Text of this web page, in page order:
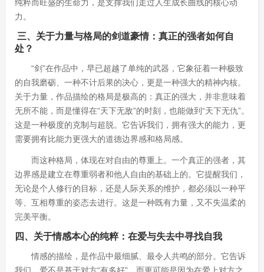
纯粹而旺盛的生命力，是支撑我们走过人生成长曲线的核心动
力。
️ 三、关于力量与格局的剑道豪情：真正的强者如何自
处？
“剑”在作品中，早已超越了单纯的武器，它象征着一种极致
的自我磨砺、一种不计后果的决心，更是一种强大的精神内核。
关于力量，作品描绘的格局是极高的：真正的强大，并非意味着
无所不能，而是懂得在“天下无敌”的时刻，也能做到“天下无仇”。
这是一种极度的克制与超脱。它告诉我们，拥有强大的能力，更
需要拥有比能力更强大的道德边界感和格局感。
而这种格局，体现在对自由的尊重上。一个真正的强者，其
边界感是建立在尊重弱者和他人自由的基础上的。它提醒我们，
无论是个人修行的目标，还是人际关系的维护，都必须以一种平
等、互相尊重的姿态去进行。这是一种既有力量，又不失温柔的
完美平衡。
四、关于情感本心的纯粹：在爱与失去中寻找自我
情感的描绘，是作品中最细腻、最令人共鸣的部分。它告诉